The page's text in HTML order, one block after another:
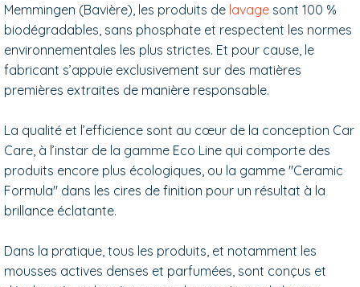
Memmingen (Bavière), les produits de lavage sont 100 %
biodégradables, sans phosphate et respectent les normes
environnementales les plus strictes. Et pour cause, le
fabricant s’appuie exclusivement sur des matières
premières extraites de manière responsable.
La qualité et l’efficience sont au cœur de la conception Car
Care, à l’instar de la gamme Eco Line qui comporte des
produits encore plus écologiques, ou la gamme "Ceramic
Formula" dans les cires de finition pour un résultat à la
brillance éclatante.
Dans la pratique, tous les produits, et notamment les
mousses actives denses et parfumées, sont conçus et